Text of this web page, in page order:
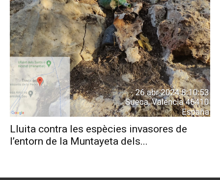
Lluita contra les espècies invasores de
l’entorn de la Muntayeta dels...